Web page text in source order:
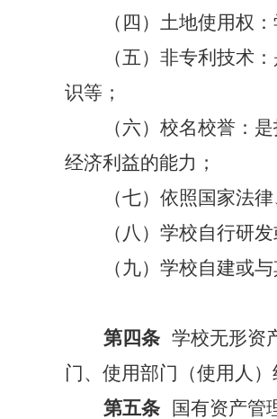
（四）土地使用权
（五）非专利技术
识等；
（六）校名校誉：
经济利益的能力；
（七）依照国家法
（八）学校自行研
（九）学校自建或
第四条 学校无形资
门、使用部门（使用人
第五条国有资产管